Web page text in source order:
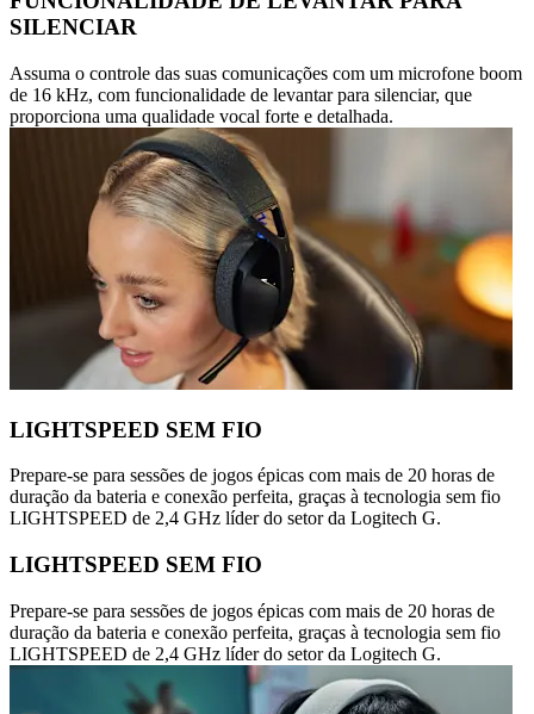
SILENCIAR
Assuma o controle das suas comunicações com um microfone boom
de 16 kHz, com funcionalidade de levantar para silenciar, que
proporciona uma qualidade vocal forte e detalhada.
LIGHTSPEED SEM FIO
Prepare-se para sessões de jogos épicas com mais de 20 horas de
duração da bateria e conexão perfeita, graças à tecnologia sem fio
LIGHTSPEED de 2,4 GHz líder do setor da Logitech G.
LIGHTSPEED SEM FIO
Prepare-se para sessões de jogos épicas com mais de 20 horas de
duração da bateria e conexão perfeita, graças à tecnologia sem fio
LIGHTSPEED de 2,4 GHz líder do setor da Logitech G.